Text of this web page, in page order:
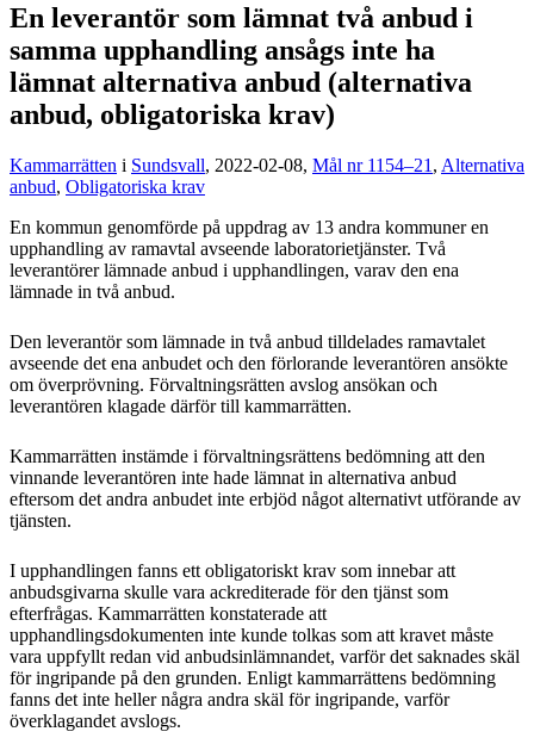
En leverantör som lämnat två anbud i
samma upphandling ansågs inte ha
lämnat alternativa anbud (alternativa
anbud, obligatoriska krav)
Kammarrätten i Sundsvall, 2022-02-08, Mål nr 1154–21 , Alternativa
anbud, Obligatoriska krav
En kommun genomförde på uppdrag av 13 andra kommuner en
upphandling av ramavtal avseende laboratorietjänster. Två
leverantörer lämnade anbud i upphandlingen, varav den ena
lämnade in två anbud.
Den leverantör som lämnade in två anbud tilldelades ramavtalet
avseende det ena anbudet och den förlorande leverantören ansökte
om överprövning. Förvaltningsrätten avslog ansökan och
leverantören klagade därför till kammarrätten.
Kammarrätten instämde i förvaltningsrättens bedömning att den
vinnande leverantören inte hade lämnat in alternativa anbud
eftersom det andra anbudet inte erbjöd något alternativt utförande av
tjänsten.
I upphandlingen fanns ett obligatoriskt krav som innebar att
anbudsgivarna skulle vara ackrediterade för den tjänst som
efterfrågas. Kammarrätten konstaterade att
upphandlingsdokumenten inte kunde tolkas som att kravet måste
vara uppfyllt redan vid anbudsinlämnandet, varför det saknades skäl
för ingripande på den grunden. Enligt kammarrättens bedömning
fanns det inte heller några andra skäl för ingripande, varför
överklagandet avslogs.